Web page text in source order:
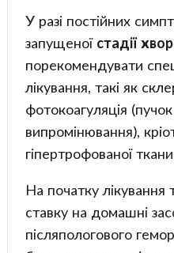
У разі постійних
запущеної стадії
порекомендувати
лікування, такі як
фотокоагуляція
випромінювання),
гіпертрофованої
На початку
ставку на домашні
післяпологового